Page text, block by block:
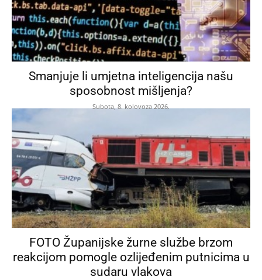
Smanjuje li umjetna inteligencija našu
sposobnost mišljenja?
Subota, 8. kolovoza 2026.
FOTO Županijske žurne službe brzom
reakcijom pomogle ozlijeđenim putnicima u
sudaru vlakova